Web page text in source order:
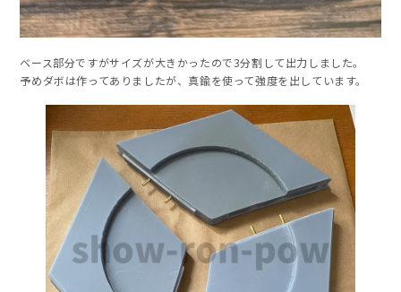
ベース部分ですがサイズが大きかったので3分割して出力しました。
予めダボは作ってありましたが、真鍮を使って強度を出しています。